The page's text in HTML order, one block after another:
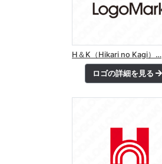
H＆K（Hikari no Kagi）…
ロゴの詳細を見る